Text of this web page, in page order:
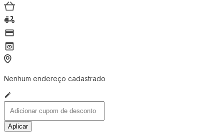
Nenhum endereço cadastrado
Aplicar